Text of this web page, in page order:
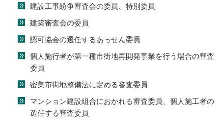
建設工事紛争審査会の委員、特別委員
建築審査会の委員
認可協会の選任するあっせん委員
個人施行者が第一種市街地再開発事業を行う場合の審査
委員
密集市街地整備法に定める審査委員
マンション建設組合におかれる審査委員、個人施工者の
選任する審査委員